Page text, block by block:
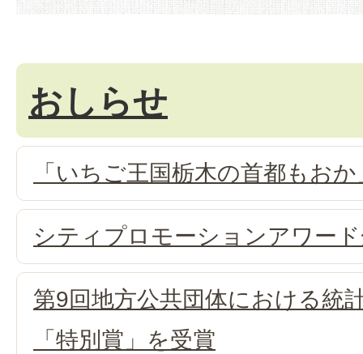
おしらせ
「いちご王国栃木の首都もお
シティプロモーションアワー
第9回地方公共団体における統
「特別賞」を受賞